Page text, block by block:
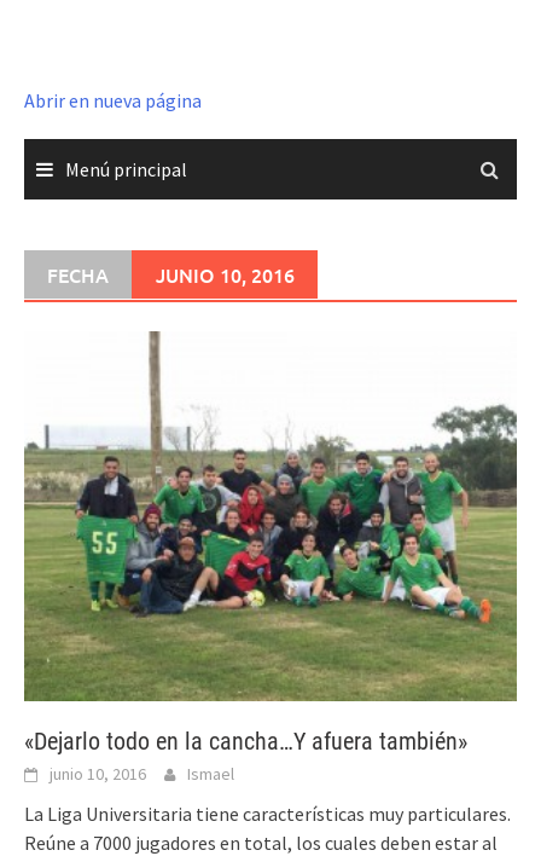
Abrir en nueva página
Menú principal
FECHA JUNIO 10, 2016
«Dejarlo todo en la cancha…Y afuera también»
junio 10, 2016 Ismael
La Liga Universitaria tiene características muy particulares.
Reúne a 7000 jugadores en total, los cuales deben estar al